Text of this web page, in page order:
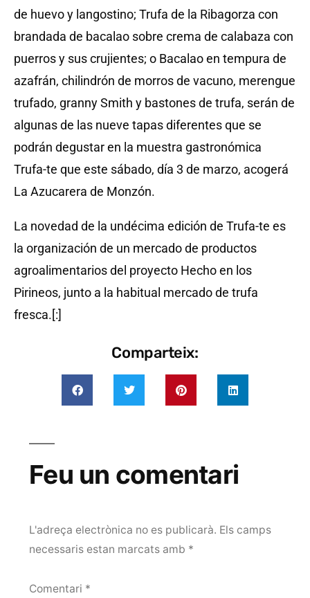
de huevo y langostino; Trufa de la Ribagorza con
brandada de bacalao sobre crema de calabaza con
puerros y sus crujientes; o Bacalao en tempura de
azafrán, chilindrón de morros de vacuno, merengue
trufado, granny Smith y bastones de trufa, serán de
algunas de las nueve tapas diferentes que se
podrán degustar en la muestra gastronómica
Trufa-te que este sábado, día 3 de marzo, acogerá
La Azucarera de Monzón.
La novedad de la undécima edición de Trufa-te es
la organización de un mercado de productos
agroalimentarios del proyecto Hecho en los
Pirineos, junto a la habitual mercado de trufa
fresca.[:]
Comparteix:
Feu un comentari
L'adreça electrònica no es publicarà. Els camps
necessaris estan marcats amb *
Comentari *